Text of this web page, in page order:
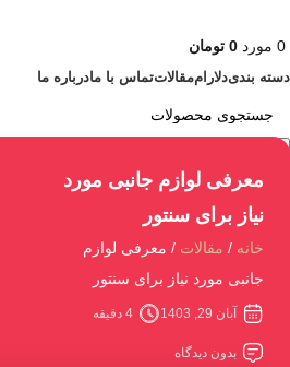
0 مورد 0 تومان
دسته بندیدلاراممقالاتتماس با مادرباره ما
معرفی لوازم جانبی مورد
نیاز برای سنتور
خانه مقالات
معرفی لوازم
جانبی مورد نیاز برای سنتور
آبان 29, 1403 4 دقیقه
بدون دیدگاه